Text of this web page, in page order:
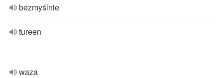
bezmyślnie
tureen
waza